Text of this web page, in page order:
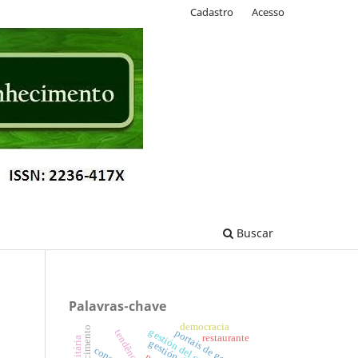
Buscar
Cadastro Acesso
Palavras-chave
tendência
democracia
restaurante